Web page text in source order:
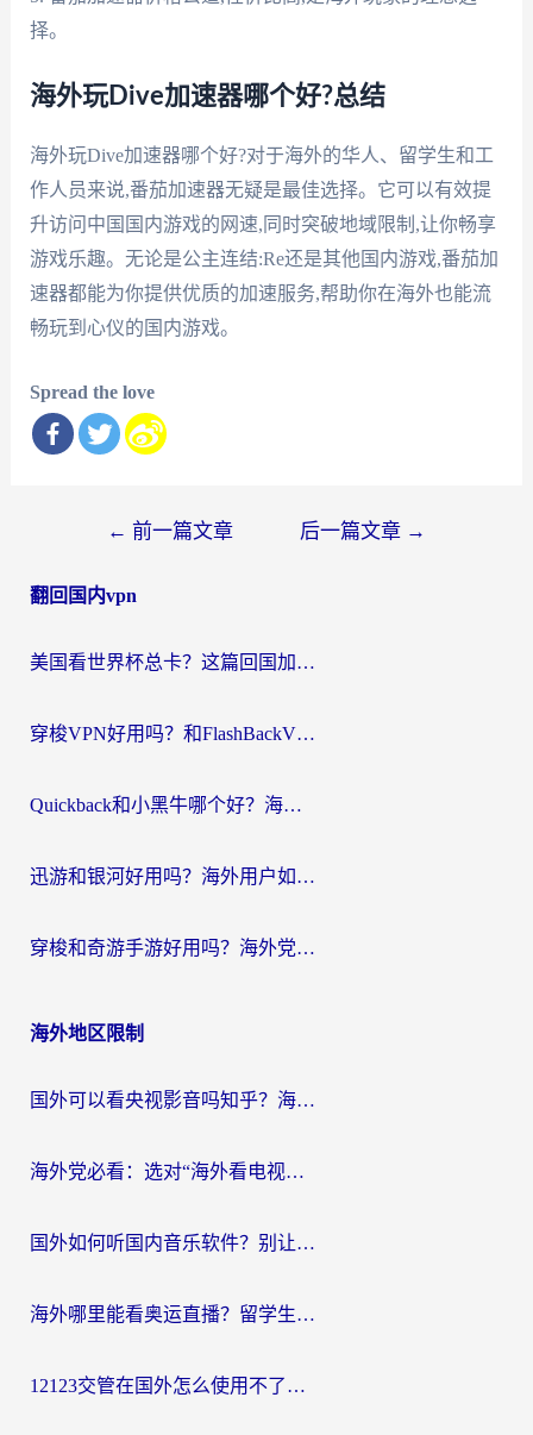
择。
海外玩Dive加速器哪个好?总结
海外玩Dive加速器哪个好?对于海外的华人、留学生和工
作人员来说,番茄加速器无疑是最佳选择。它可以有效提
升访问中国国内游戏的网速,同时突破地域限制,让你畅享
游戏乐趣。无论是公主连结:Re还是其他国内游戏,番茄加
速器都能为你提供优质的加速服务,帮助你在海外也能流
畅玩到心仪的国内游戏。
Spread the love
导
← 前一篇文章 后一篇文章 →
翻回国内vpn
美国看世界杯总卡？这篇回国加速器指南帮你无缝刷国内资源（附苹果手机VPN设置步骤）
穿梭VPN好用吗？和FlashBackVPN对比哪个回国效果更好？
Quickback和小黑牛哪个好？海外党亲测指南，选对回国加速器秒回国内
迅游和银河好用吗？海外用户如何选择回国加速器实现无缝访问国内资源
穿梭和奇游手游好用吗？海外党亲测3款回国加速器，附蜜蜂加速器七天试用攻略
海外地区限制
国外可以看央视影音吗知乎？海外党亲测有效的回国加速方案
海外党必看：选对“海外看电视剧软件”，再也不用愁国内剧刷不了
国外如何听国内音乐软件？别让地域限制，断了你的中文歌单
海外哪里能看奥运直播？留学生&海外华人必看的体育赛事观赛终极指南
12123交管在国外怎么使用不了？海外华人必看的无缝访问国内资源指南